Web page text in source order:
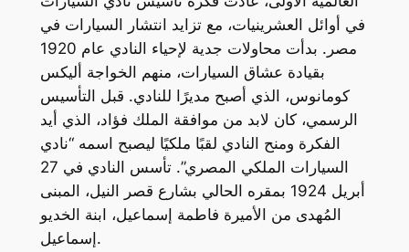
في أوائل العشرينيات، مع تزايد انتشار السيارات في
مصر. بدأت محاولات جدية لإحياء النادي عام 1920
بقيادة عشاق السيارات، منهم الخواجة أليكس
كومانوس، الذي أصبح مديرًا للنادي. قبل التأسيس
الرسمي، كان لابد من موافقة الملك فؤاد، الذي أيد
الفكرة ومنح النادي لقبًا ملكيًا ليصبح اسمه “نادي
السيارات الملكي المصري”. تأسس النادي في 27
أبريل 1924 بمقره الحالي بشارع قصر النيل، المبنى
المُهدى من الأميرة فاطمة إسماعيل، ابنة الخديو
إسماعيل.